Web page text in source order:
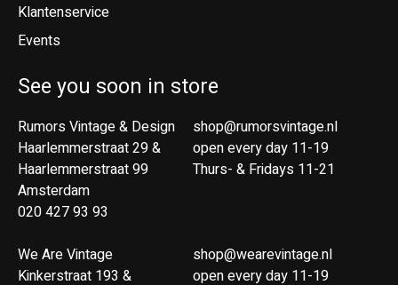
Klantenservice
Events
See you soon in store
Rumors Vintage & Design
Haarlemmerstraat 29 &
Haarlemmerstraat 99
Amsterdam
020 427 93 93
We Are Vintage
Kinkerstraat 193 &
shop@rumorsvintage.nl
open every day 11-19
Thurs- & Fridays 11-21
shop@wearevintage.nl
open every day 11-19